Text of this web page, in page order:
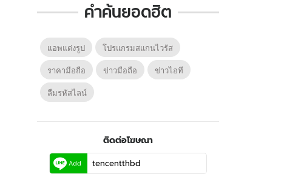
คำค้นยอดฮิต
แอพแต่งรูป
โปรแกรมสแกนไวรัส
ราคามือถือ
ข่าวมือถือ
ข่าวไอที
ลืมรหัสไลน์
ติดต่อโฆษณา
Add tencentthbd